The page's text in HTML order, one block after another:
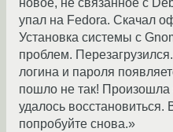
новое, не связанное с
упал на Fedora. Скачал
Установка системы с
проблем.
логина и пароля
пошло не так!
удалось
попробуйте снова.»